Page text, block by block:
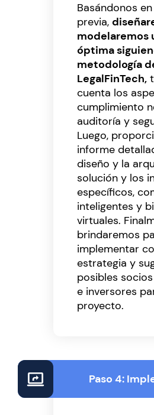
Basándonos
previa,
modelaremos
óptima
metodología
LegalFinTech,
cuenta los
cumplimiento
auditoría y
Luego,
informe
diseño y la
solución y los
específicos,
inteligentes y
virtuales.
brindaremos
implementar
estrategia y
posibles
e inversores
proyecto.
Paso 4: